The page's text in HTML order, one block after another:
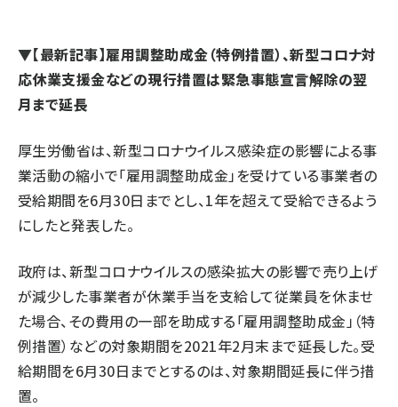
▼【最新記事】雇用調整助成金（特例措置）、新型コロナ対
応休業支援金などの現行措置は緊急事態宣言解除の翌
月まで延長
厚生労働省は、新型コロナウイルス感染症の影響による事
業活動の縮小で「雇用調整助成金」を受けている事業者の
受給期間を6月30日までとし、1年を超えて受給できるよう
にしたと発表した。
政府は、新型コロナウイルスの感染拡大の影響で売り上げ
が減少した事業者が休業手当を支給して従業員を休ませ
た場合、その費用の一部を助成する「雇用調整助成金」（特
例措置）などの対象期間を2021年2月末まで延長した。受
給期間を6月30日までとするのは、対象期間延長に伴う措
置。